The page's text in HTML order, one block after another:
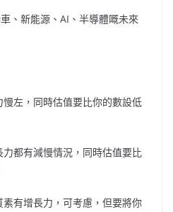
、新能源、AI、半導體嘅未來
左，同時估值要比你的數設低
都有減慢情況，同時估值要比
素有增長力，可考慮，但要將你